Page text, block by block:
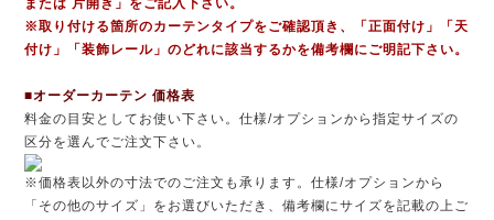
または 片開き」をご記入下さい。
※取り付ける箇所のカーテンタイプをご確認頂き、「正面付け」「天
付け」「装飾レール」のどれに該当するかを備考欄にご明記下さい。
■オーダーカーテン 価格表
料金の目安としてお使い下さい。仕様/オプションから指定サイズの
区分を選んでご注文下さい。
※価格表以外の寸法でのご注文も承ります。仕様/オプションから
「その他のサイズ」をお選びいただき、備考欄にサイズを記載の上ご